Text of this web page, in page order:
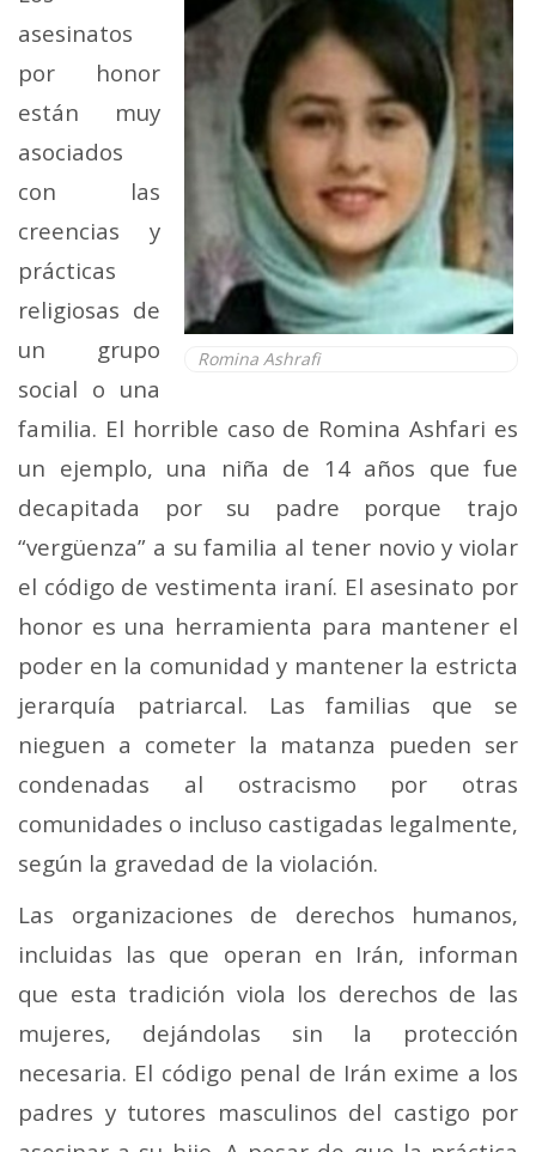
Romina Ashrafi
asesinatos
por honor
están muy
asociados
con las
creencias y
prácticas
religiosas de
un grupo
social o una
familia. El horrible caso de Romina Ashfari es
un ejemplo, una niña de 14 años que fue
decapitada por su padre porque trajo
“vergüenza” a su familia al tener novio y violar
el código de vestimenta iraní. El asesinato por
honor es una herramienta para mantener el
poder en la comunidad y mantener la estricta
jerarquía patriarcal. Las familias que se
nieguen a cometer la matanza pueden ser
condenadas al ostracismo por otras
comunidades o incluso castigadas legalmente,
según la gravedad de la violación.
Las organizaciones de derechos humanos,
incluidas las que operan en Irán, informan
que esta tradición viola los derechos de las
mujeres, dejándolas sin la protección
necesaria. El código penal de Irán exime a los
padres y tutores masculinos del castigo por